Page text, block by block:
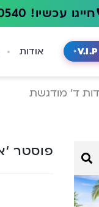
חייגו עכשיו! 03-5530540
אודות
ד’ מודגשת
פוסטר